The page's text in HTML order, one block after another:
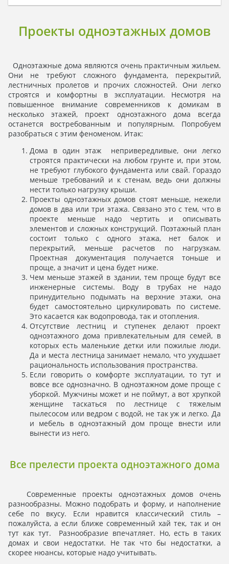
Проекты одноэтажных домов
Одноэтажные дома являются очень практичным жильем.
Они не требуют сложного фундамента, перекрытий,
лестничных пролетов и прочих сложностей. Они легко
строятся и комфортны в эксплуатации. Несмотря на
повышенное внимание современников к домикам в
несколько этажей, проект одноэтажного дома всегда
останется востребованным и популярным. Попробуем
разобраться с этим феноменом. Итак:
Дома в один этаж непривередливые, они легко
строятся практически на любом грунте и, при этом,
не требуют глубокого фундамента или свай. Гораздо
меньше требований и к стенам, ведь они должны
нести только нагрузку крыши.
Проекты одноэтажных домов стоят меньше, нежели
домов в два или три этажа. Связано это с тем, что в
проекте меньше надо чертить и описывать
элементов и сложных конструкций. Поэтажный план
состоит только с одного этажа, нет балок и
перекрытий, меньше расчетов по нагрузкам.
Проектная документация получается тоньше и
проще, а значит и цена будет ниже.
Чем меньше этажей в здании, тем проще будут все
инженерные системы. Воду в трубах не надо
принудительно подымать на верхние этажи, она
будет самостоятельно циркулировать по системе.
Это касается как водопровода, так и отопления.
Отсутствие лестниц и ступенек делают проект
одноэтажного дома привлекательным для семей, в
которых есть маленькие детки или пожилые люди.
Да и места лестница занимает немало, что ухудшает
рациональность использования пространства.
Если говорить о комфорте эксплуатации, то тут и
вовсе все однозначно. В одноэтажном доме проще с
уборкой. Мужчины может и не поймут, а вот хрупкой
женщине таскаться по лестнице с тяжелым
пылесосом или ведром с водой, не так уж и легко. Да
и мебель в одноэтажный дом проще внести или
вынести из него.
Все прелести проекта одноэтажного дома
Современные проекты одноэтажных домов очень
разнообразны. Можно подобрать и форму, и наполнение
себе по вкусу. Если нравится классический стиль –
пожалуйста, а еcли ближе современный хай тек, так и он
тут как тут. Разнообразие впечатляет. Но, есть в таких
домах и свои недостатки. Не так что бы недостатки, а
скорее нюансы, которые надо учитывать.